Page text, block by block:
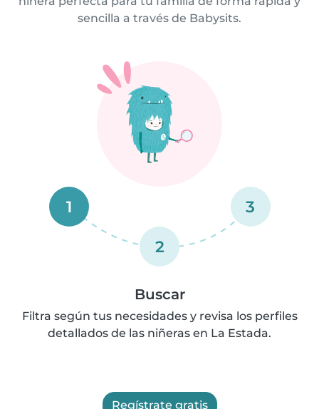
sencilla a través de Babysits.
1
2
3
Buscar
Filtra según tus necesidades y revisa los perfiles
detallados de las niñeras en La Estada.
Regístrate gratis